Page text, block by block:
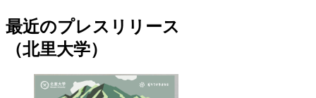
最近のプレスリリース
（北里大学）